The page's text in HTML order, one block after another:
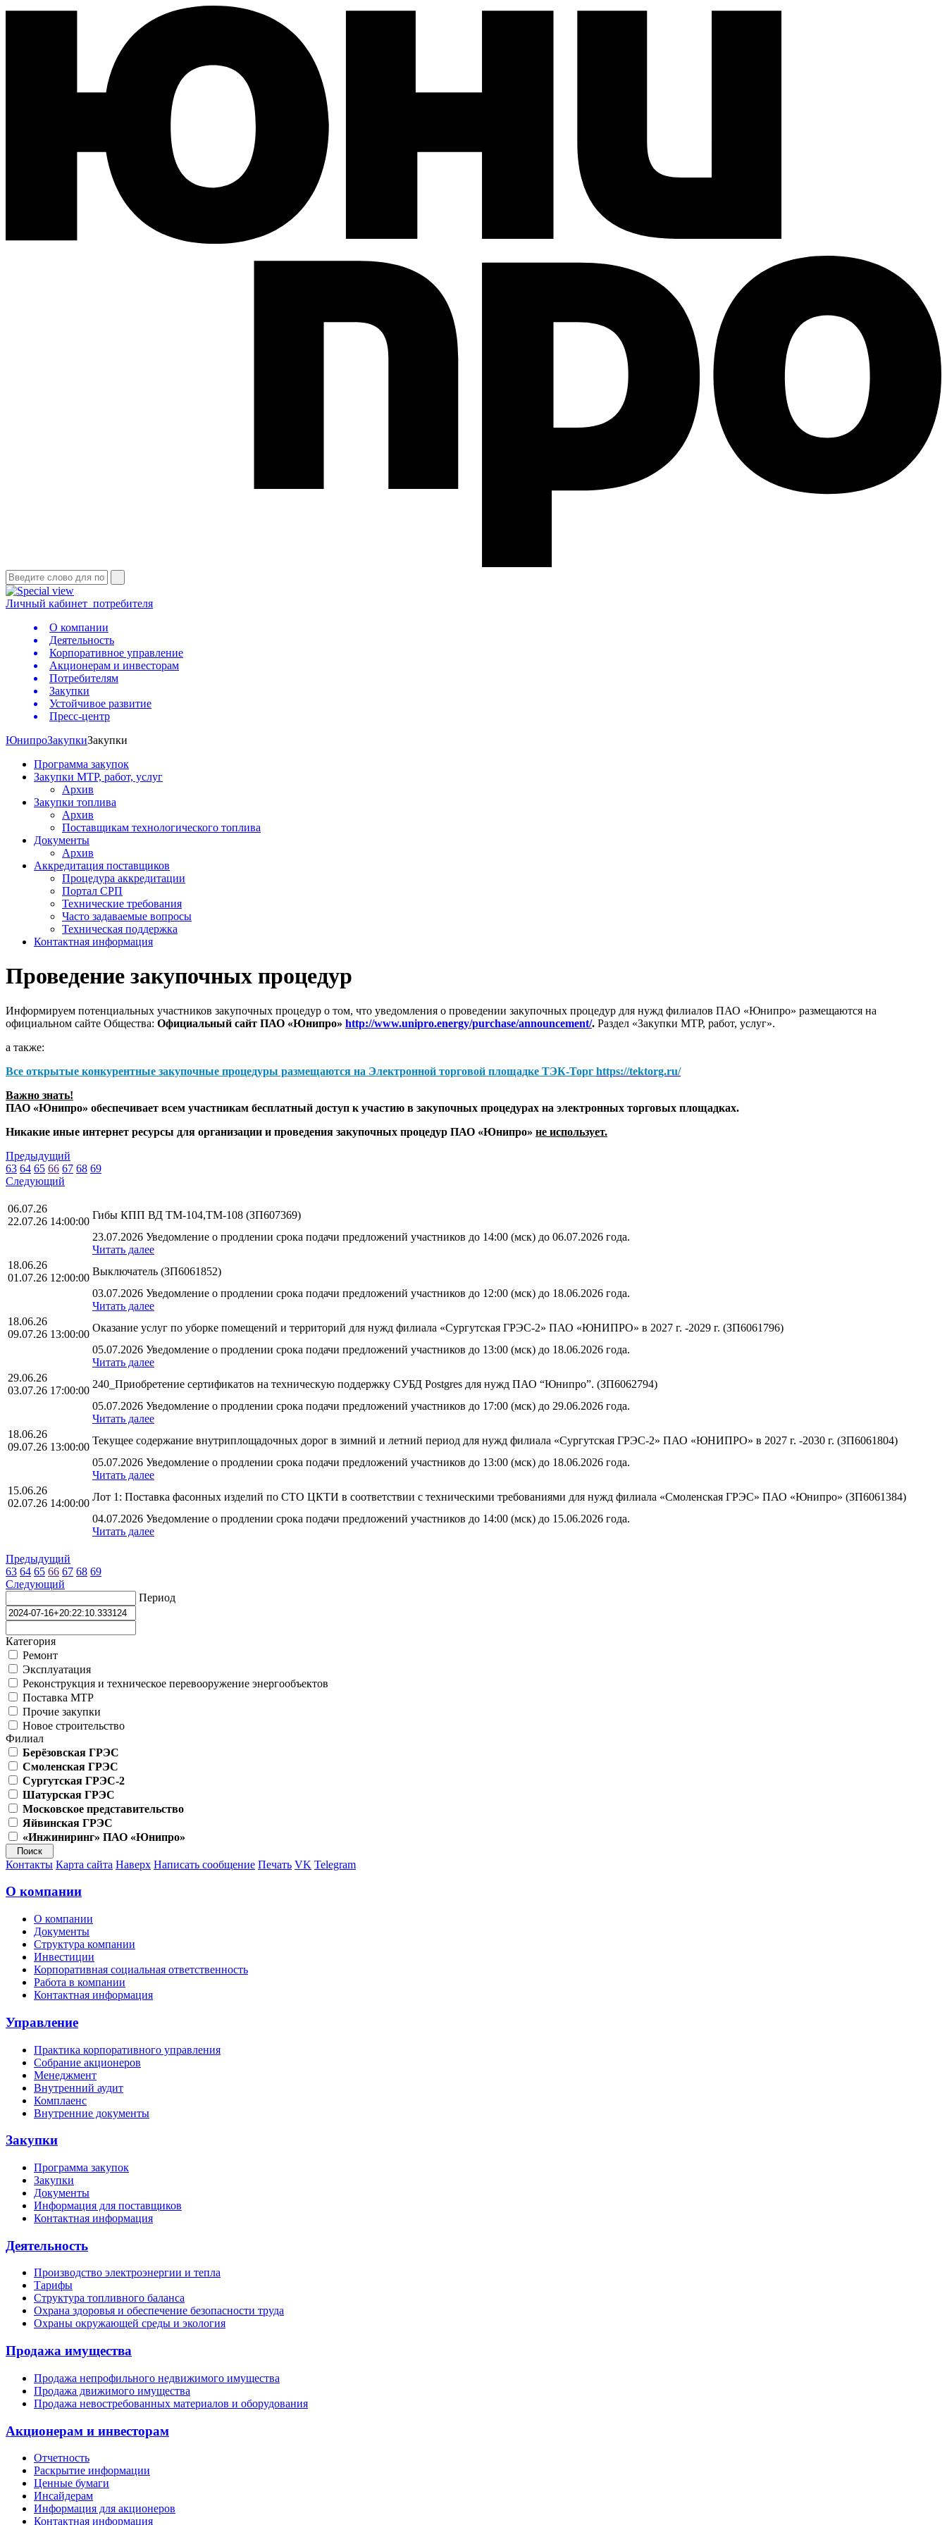
Личный кабинет потребителя
О компании
Деятельность
Корпоративное управление
Акционерам и инвесторам
Потребителям
Закупки
Устойчивое развитие
Пресс-центр
ЮнипроЗакупкиЗакупки
Программа закупок
Закупки МТР, работ, услуг
Архив
Закупки топлива
Архив
Поставщикам технологического топлива
Документы
Архив
Аккредитация поставщиков
Процедура аккредитации
Портал СРП
Технические требования
Часто задаваемые вопросы
Техническая поддержка
Контактная информация
Проведение закупочных процедур
Информируем потенциальных участников закупочных процедур о том, что уведомления о проведении закупочных процедур для нужд филиалов ПАО «Юнипро» размещаются на
официальном сайте Общества: Официальный сайт ПАО «Юнипро» http://www.unipro.energy/purchase/announcement/. Раздел «Закупки МТР, работ, услуг».
а также:
Все открытые конкурентные закупочные процедуры размещаются на Электронной торговой площадке ТЭК-Торг https://tektorg.ru/
Важно знать!
ПАО «Юнипро» обеспечивает всем участникам бесплатный доступ к участию в закупочных процедурах на электронных торговых площадках.
Никакие иные интернет ресурсы для организации и проведения закупочных процедур ПАО «Юнипро» не использует.
Предыдущий
63 64 65 66 67 68 69
Следующий
06.07.26
22.07.26 14:00:00
Гибы КПП ВД ТМ-104,ТМ-108 (ЗП607369)
23.07.2026 Уведомление о продлении срока подачи предложений участников до 14:00 (мск) до 06.07.2026 года.
Читать далее
18.06.26
01.07.26 12:00:00
Выключатель (ЗП6061852)
03.07.2026 Уведомление о продлении срока подачи предложений участников до 12:00 (мск) до 18.06.2026 года.
Читать далее
18.06.26
09.07.26 13:00:00
Оказание услуг по уборке помещений и территорий для нужд филиала «Сургутская ГРЭС-2» ПАО «ЮНИПРО» в 2027 г. -2029 г. (ЗП6061796)
05.07.2026 Уведомление о продлении срока подачи предложений участников до 13:00 (мск) до 18.06.2026 года.
Читать далее
29.06.26
03.07.26 17:00:00
240_Приобретение сертификатов на техническую поддержку СУБД Postgres для нужд ПАО “Юнипро”. (ЗП6062794)
05.07.2026 Уведомление о продлении срока подачи предложений участников до 17:00 (мск) до 29.06.2026 года.
Читать далее
18.06.26
09.07.26 13:00:00
Текущее содержание внутриплощадочных дорог в зимний и летний период для нужд филиала «Сургутская ГРЭС-2» ПАО «ЮНИПРО» в 2027 г. -2030 г. (ЗП6061804)
05.07.2026 Уведомление о продлении срока подачи предложений участников до 13:00 (мск) до 18.06.2026 года.
Читать далее
15.06.26
02.07.26 14:00:00
Лот 1: Поставка фасонных изделий по СТО ЦКТИ в соответствии с техническими требованиями для нужд филиала «Смоленская ГРЭС» ПАО «Юнипро» (ЗП6061384)
04.07.2026 Уведомление о продлении срока подачи предложений участников до 14:00 (мск) до 15.06.2026 года.
Читать далее
Предыдущий
63 64 65 66 67 68 69
Следующий
Период
Категория
Ремонт
Эксплуатация
Реконструкция и техническое перевооружение энергообъектов
Поставка МТР
Прочие закупки
Новое строительство
Филиал
Берёзовская ГРЭС
Смоленская ГРЭС
Сургутская ГРЭС-2
Шатурская ГРЭС
Московское представительство
Яйвинская ГРЭС
«Инжиниринг» ПАО «Юнипро»
Контакты Карта сайта Наверх Написать сообщение Печать VK Telegram
О компании
О компании
Документы
Структура компании
Инвестиции
Корпоративная социальная ответственность
Работа в компании
Контактная информация
Управление
Практика корпоративного управления
Собрание акционеров
Менеджмент
Внутренний аудит
Комплаенс
Внутренние документы
Закупки
Программа закупок
Закупки
Документы
Информация для поставщиков
Контактная информация
Деятельность
Производство электроэнергии и тепла
Тарифы
Структура топливного баланса
Охрана здоровья и обеспечение безопасности труда
Охраны окружающей среды и экология
Продажа имущества
Продажа непрофильного недвижимого имущества
Продажа движимого имущества
Продажа невостребованных материалов и оборудования
Акционерам и инвесторам
Отчетность
Раскрытие информации
Ценные бумаги
Инсайдерам
Информация для акционеров
Контактная информация